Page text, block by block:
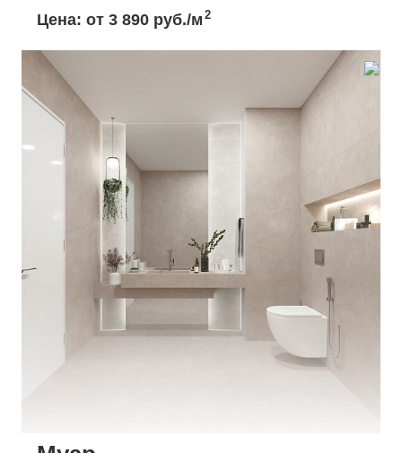
Цена: от 3 890 руб./м 2